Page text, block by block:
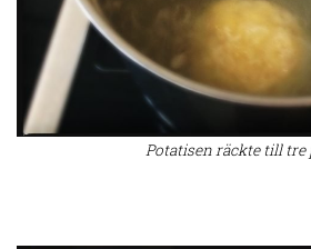
Potatisen räckte till tre